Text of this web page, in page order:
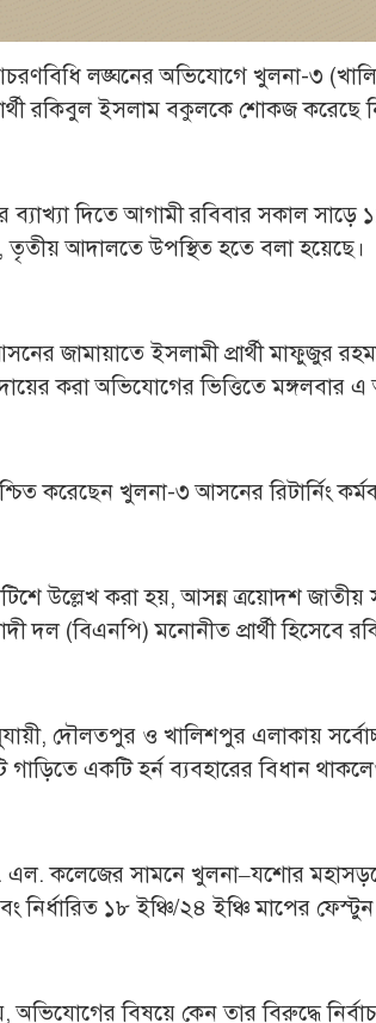
আচরণবিধি লঙ্ঘনের অভিযোগে খুলনা-৩
রকিবুল ইসলাম বকুলকে শোকজ করেছে
ব্যাখ্যা দিতে আগামী রবিবার সকাল
তৃতীয় আদালতে উপস্থিত হতে বলা হয়েছে।
জামায়াতে ইসলামী প্রার্থী মাফুজুর
করা অভিযোগের ভিত্তিতে মঙ্গলবার
করেছেন খুলনা-৩ আসনের রিটার্নিং
উল্লেখ করা হয়, আসন্ন ত্রয়োদশ
দল (বিএনপি) মনোনীত প্রার্থী হিসেবে
দৌলতপুর ও খালিশপুর এলাকায়
গাড়িতে একটি হর্ন ব্যবহারের বিধান
এল. কলেজের সামনে খুলনা–যশোর
নির্ধারিত ১৮ ইঞ্চি/২৪ ইঞ্চি মাপের
অভিযোগের বিষয়ে কেন তার বিরুদ্ধে